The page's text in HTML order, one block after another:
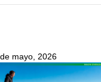
mayo, 2026